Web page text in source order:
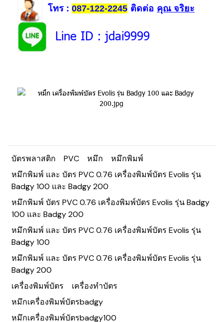
โทร : 087-122-2245 ติดต่อ คุณ จริยะ
Line ID : jdai9999
บัตรพลาสติก PVC หมึก
หมึกพิมพ์
หมึกพิมพ์ และ บัตร PVC 0.76 เครื่องพิมพ์บัตร Evolis รุ่น
Badgy 100 และ Badgy 200
หมึกพิมพ์ บัตร PVC 0.76 เครื่องพิมพ์บัตร Evolis รุ่น Badgy
100 และ Badgy 200
หมึกพิมพ์ และ บัตร PVC 0.76 เครื่องพิมพ์บัตร Evolis รุ่น
Badgy 100
หมึกพิมพ์ และ บัตร PVC 0.76 เครื่องพิมพ์บัตร Evolis รุ่น
Badgy 200
เครื่องพิมพ์บัตร
เครื่องทำบัตร
หมึกเครื่องพิมพ์บัตรbadgy
หมึกเครื่องพิมพ์บัตรbadgy100